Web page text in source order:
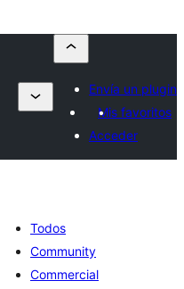
Envía un plugin
Mis favoritos
Acceder
Todos
Community
Commercial